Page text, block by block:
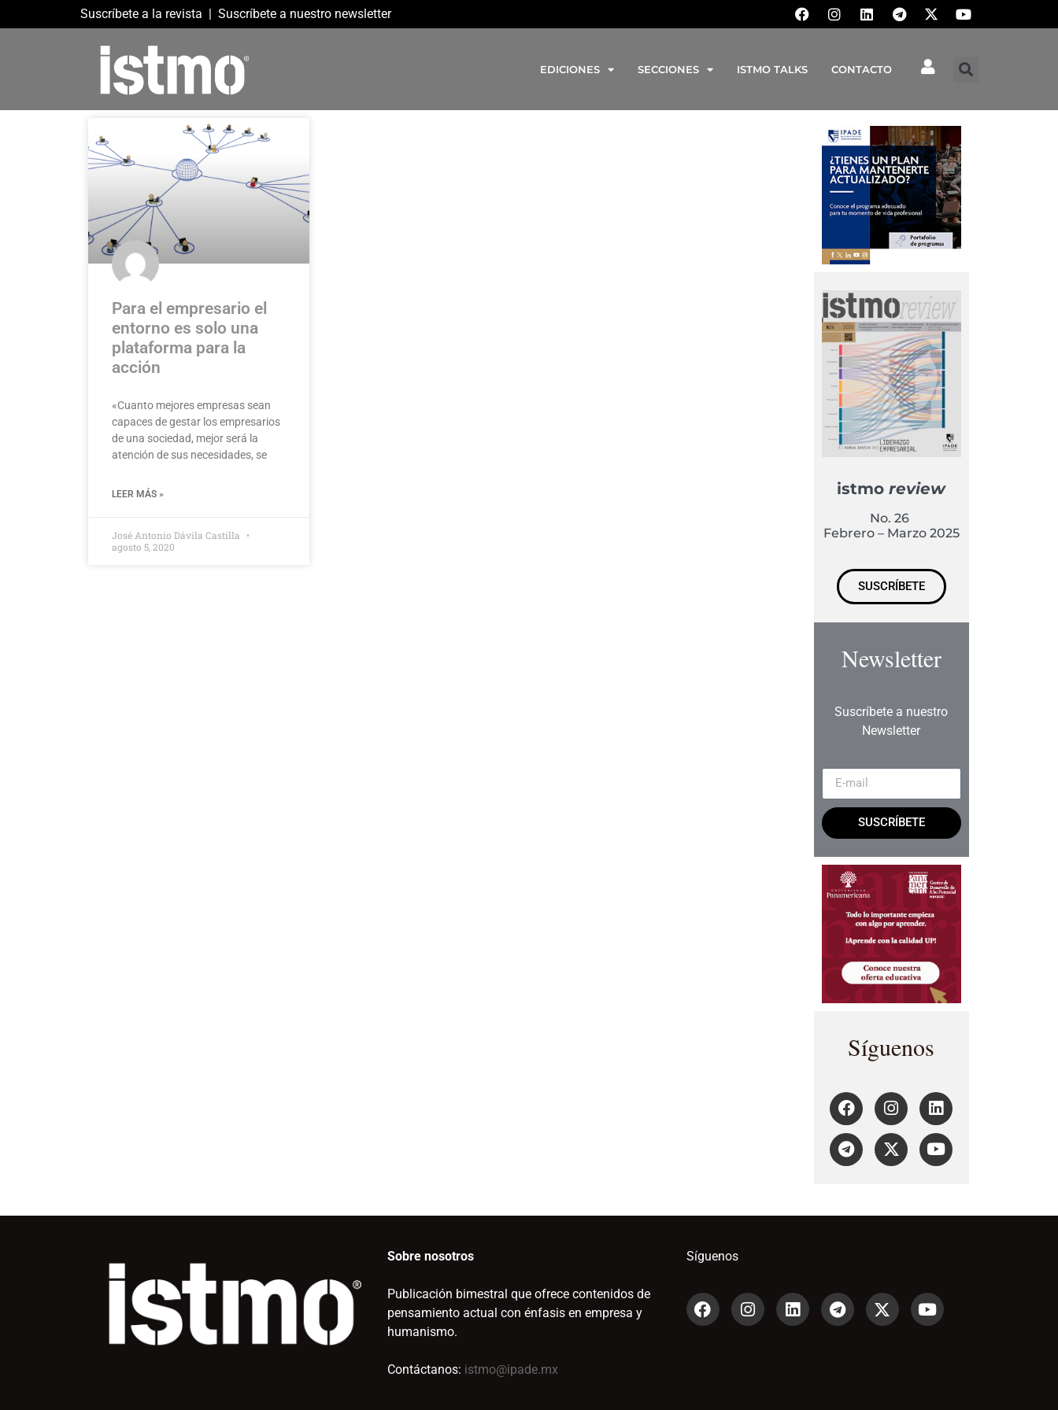
Suscríbete a la revista | Suscríbete a nuestro newsletter
EDICIONES SECCIONES ISTMO TALKS CONTACTO
Para el empresario el
entorno es solo una
plataforma para la
acción
«Cuanto mejores empresas sean
capaces de gestar los empresarios
de una sociedad, mejor será la
atención de sus necesidades, se
LEER MÁS »
José Antonio Dávila Castilla
agosto 5, 2020
istmoreview
No. 26
Febrero – Marzo 2025
SUSCRÍBETE
Newsletter
Suscríbete a nuestro
Newsletter
SUSCRÍBETE
Síguenos
Sobre nosotros
Publicación bimestral que ofrece contenidos de
pensamiento actual con énfasis en empresa y
humanismo.
Contáctanos: istmo@ipade.mx
Síguenos